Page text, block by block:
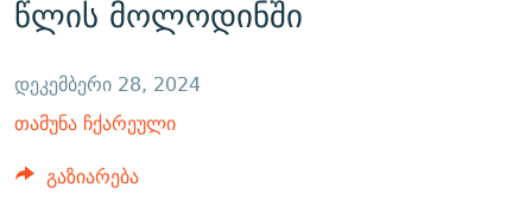
ᲛᲝᲚᲐᲞᲐᲠᲐᲙᲔ ᲢᲔᲥᲡᲢᲔᲑᲘ
ᲚᲘᲢᲔᲠᲐᲢᲣᲠᲣᲚᲘ ᲬᲐᲮᲜᲐᲒᲔᲑᲘ
ᲘᲛᲞᲔᲠᲘᲐ ᲓᲐ ᲠᲐᲓᲘᲝ
ᲩᲔᲛᲘ ᲡᲘᲙᲕᲓᲘᲚᲘᲡ ᲛᲘᲖᲔᲖᲘᲐ COVID-19
ᲡᲐᲞᲐᲠᲚᲐᲛᲔᲜᲢᲝ ᲐᲠᲩᲔᲕᲜᲔᲑᲘᲡ ᲘᲡᲢᲝᲠᲘᲐ
5 ᲐᲛᲑᲐᲕᲘ - 20 ᲘᲕᲜᲘᲡᲡ ᲓᲐᲨᲐᲕᲔᲑᲣᲚᲔᲑᲘ
ᲒᲐᲛᲝᲘᲬᲔᲠᲔ
რთე/რთ-ის ყველა საიტი
წლის მოლოდინში
დეკემბერი 28, 2024
თამუნა ჩქარეული
გაზიარება